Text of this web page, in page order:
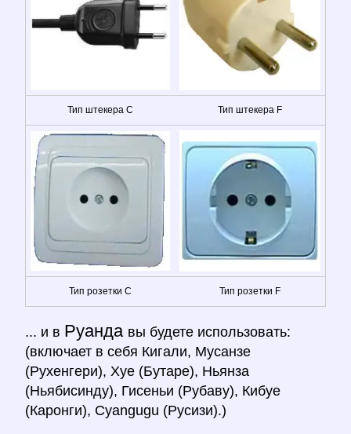
Тип штекера C Тип штекера F
Тип розетки C Тип розетки F
... и в Руанда вы будете использовать:
(включает в себя Кигали, Мусанзе
(Рухенгери), Хуе (Бутаре), Ньянза
(Ньябисинду), Гисеньи (Рубаву), Кибуе
(Каронги), Cyangugu (Русизи).)